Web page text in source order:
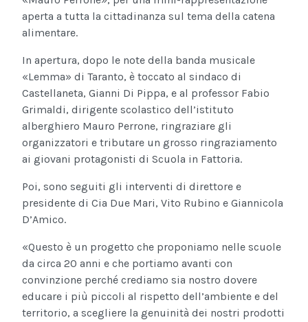
aperta a tutta la cittadinanza sul tema della catena
alimentare.
In apertura, dopo le note della banda musicale
«Lemma» di Taranto, è toccato al sindaco di
Castellaneta, Gianni Di Pippa, e al professor Fabio
Grimaldi, dirigente scolastico dell’istituto
alberghiero Mauro Perrone, ringraziare gli
organizzatori e tributare un grosso ringraziamento
ai giovani protagonisti di Scuola in Fattoria.
Poi, sono seguiti gli interventi di direttore e
presidente di Cia Due Mari, Vito Rubino e Giannicola
D’Amico.
«Questo è un progetto che proponiamo nelle scuole
da circa 20 anni e che portiamo avanti con
convinzione perché crediamo sia nostro dovere
educare i più piccoli al rispetto dell’ambiente e del
territorio, a scegliere la genuinità dei nostri prodotti